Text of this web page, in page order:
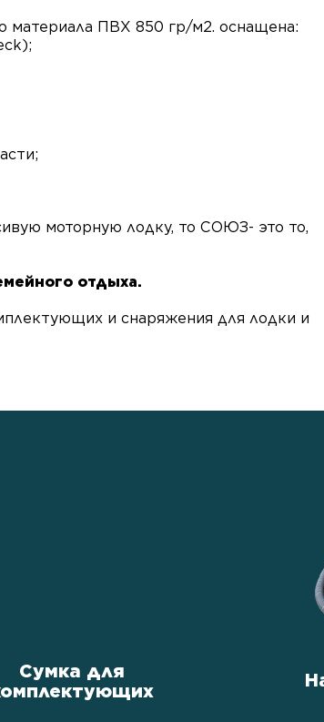
материала ПВХ 850 гр/м2. оснащена:
моторную лодку, то СОЮЗ- это то,
отдыха.
и снаряжения для лодки и
Сумка для